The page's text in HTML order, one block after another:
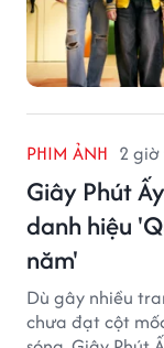
PHIM ẢNH 2
Giây Phút
danh hiệu
năm'
Dù gây nhiều
chưa đạt cột